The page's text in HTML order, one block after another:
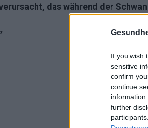
If you wish
sensitive
confirm
continue
information
further
das während der